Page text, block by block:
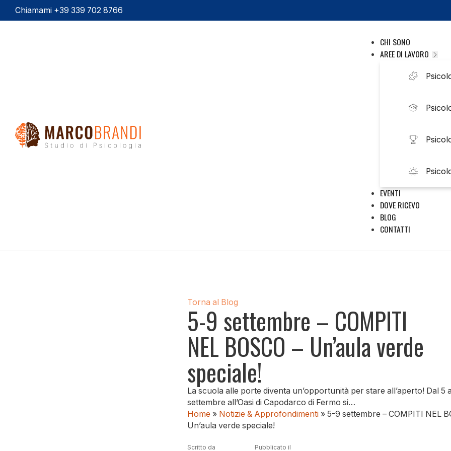
Chiamami +39 339 702 8766
CHI SONO
AREE DI LAVORO
EVENTI
DOVE RICEVO
BLOG
CONTATTI
5-9 settembre – COMPITI
NEL BOSCO – Un’aula verde
speciale!
La scuola alle porte diventa un’opportunità per stare all’aperto! Dal 5
settembre all’Oasi di Capodarco di Fermo si…
Home » Notizie & Approfondimenti » 5-9 settembre – COMPITI NEL
Un’aula verde speciale!
Scritto da
Pubblicato il
Torna al Blog